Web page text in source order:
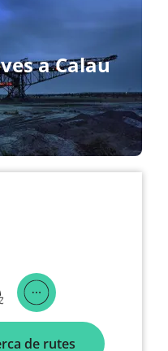
a Calau
de rutes